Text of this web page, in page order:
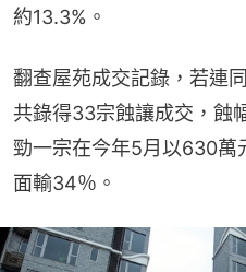
約13.3%。
翻查屋苑成交記錄，若連
共錄得33宗蝕讓成交，蝕
勁一宗在今年5月以630萬
面輸34％。